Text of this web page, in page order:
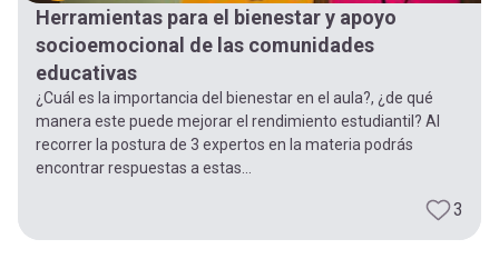
Herramientas para el bienestar y apoyo
socioemocional de las comunidades
educativas
¿Cuál es la importancia del bienestar en el aula?, ¿de qué
manera este puede mejorar el rendimiento estudiantil? Al
recorrer la postura de 3 expertos en la materia podrás
encontrar respuestas a estas...
3